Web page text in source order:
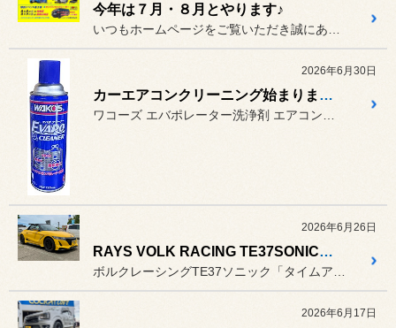
今年は７月・８月とやります♪
2026年6月30日
カーエアコンクリーニング始まりました♪
2026年6月26日
RAYS VOLK RACING TE37SONIC＋POTENZA RE-71RS＋RECARO RSS
2026年6月17日